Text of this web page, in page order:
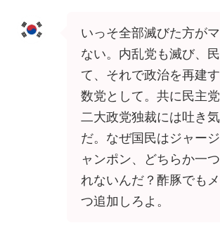
いっそ全部滅びた方が
ない。内乱党も滅び、
て、それで政治を再建
数党として。共に民主
二大政党独裁には吐き
だ。なぜ国民はジャー
ャンポン、どちらか一
れないんだ？酢豚でも
つ追加しろよ。